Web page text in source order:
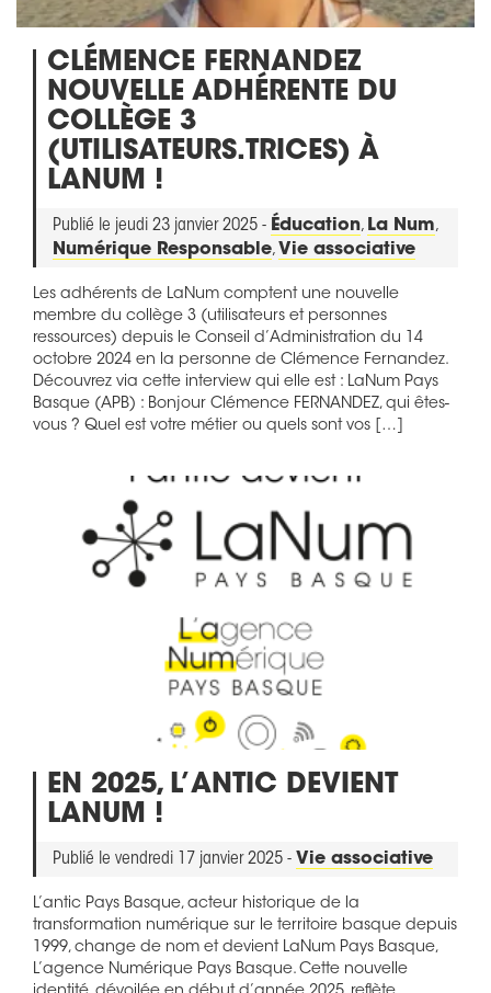
CLÉMENCE FERNANDEZ
NOUVELLE ADHÉRENTE DU
COLLÈGE 3
(UTILISATEURS.TRICES) À
LANUM !
Publié le jeudi 23 janvier 2025 - Éducation, La Num,
Numérique Responsable, Vie associative
Les adhérents de LaNum comptent une nouvelle
membre du collège 3 (utilisateurs et personnes
ressources) depuis le Conseil d’Administration du 14
octobre 2024 en la personne de Clémence Fernandez.
Découvrez via cette interview qui elle est : LaNum Pays
Basque (APB) : Bonjour Clémence FERNANDEZ, qui êtes-
vous ? Quel est votre métier ou quels sont vos […]
EN 2025, L’ANTIC DEVIENT
LANUM !
Publié le vendredi 17 janvier 2025 - Vie associative
L’antic Pays Basque, acteur historique de la
transformation numérique sur le territoire basque depuis
1999, change de nom et devient LaNum Pays Basque,
L’agence Numérique Pays Basque. Cette nouvelle